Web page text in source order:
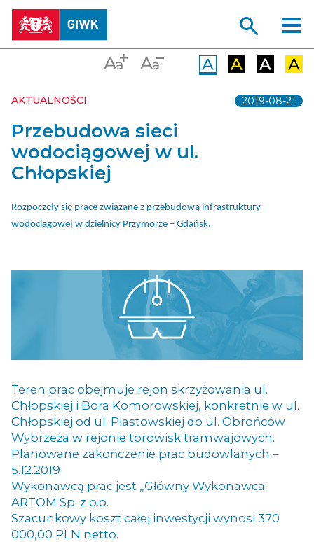
2019-08-21
AKTUALNOŚCI
Przebudowa sieci
wodociągowej w ul.
Chłopskiej
Rozpoczęły się prace związane z przebudową infrastruktury
wodociągowej w dzielnicy Przymorze – Gdańsk.
Teren prac obejmuje rejon skrzyżowania ul.
Chłopskiej i Bora Komorowskiej, konkretnie w ul.
Chłopskiej od ul. Piastowskiej do ul. Obrońców
Wybrzeża w rejonie torowisk tramwajowych.
Planowane zakończenie prac budowlanych –
5.12.2019
Wykonawcą prac jest „Główny Wykonawca:
ARTOM Sp. z o.o.
Szacunkowy koszt całej inwestycji wynosi 370
000,00 PLN netto.